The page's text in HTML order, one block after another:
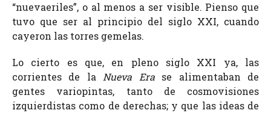
“nuevaeriles”, o al menos a ser visible. Pienso que
tuvo que ser al principio del siglo XXI, cuando
cayeron las torres gemelas.
Lo cierto es que, en pleno siglo XXI ya, las
corrientes de la Nueva Erase alimentaban de
gentes variopintas, tanto de cosmovisiones
izquierdistas como de derechas; y que las ideas de